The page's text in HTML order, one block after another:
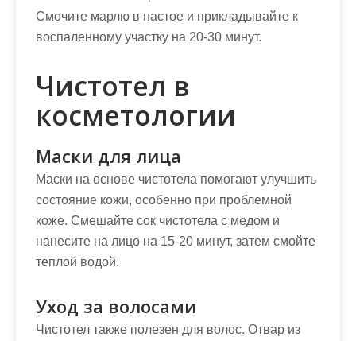
Смочите марлю в настое и прикладывайте к
воспаленному участку на 20-30 минут.
Чистотел в
косметологии
Маски для лица
Маски на основе чистотела помогают улучшить
состояние кожи, особенно при проблемной
коже. Смешайте сок чистотела с медом и
нанесите на лицо на 15-20 минут, затем смойте
теплой водой.
Уход за волосами
Чистотел также полезен для волос. Отвар из